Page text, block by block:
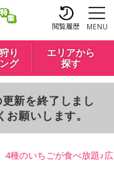
閲覧履歴 MENU
り
グ
エリアから
探す
新を終了しまし
願いします。
4種のいちごが食べ放題♪